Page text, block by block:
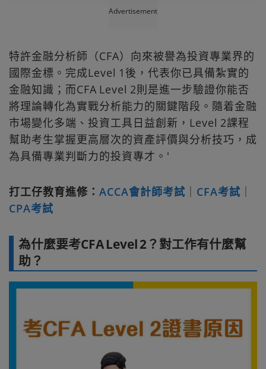
Advertisement
特許金融分析師（CFA）向來被譽為投資專業界的
國際金標。完成Level 1後，代表你已具備紮實的
金融知識；而CFA Level 2則是進一步驗證你能否
將理論轉化為實戰分析能力的關鍵階段。隨着金融
市場變化多端、投資工具日益創新，Level 2課程
幫助考生掌握更高層次的資產評價與分析技巧，成
為具備專業判斷力的投資專才。'
打工仔教育進修： ACCA會計師考試 CFA考試
CPA考試
為什麼要考CFA Level 2？對工作有什麼幫
助？